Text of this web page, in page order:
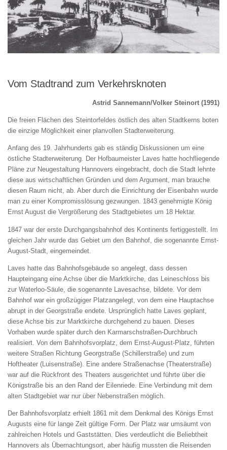
Vom Stadtrand zum Verkehrsknoten
Astrid Sannemann/Volker Steinort (1991)
Die freien Flächen des Steintorfeldes östlich des alten Stadtkerns boten
die einzige Möglichkeit einer planvollen Stadterweiterung.
Anfang des 19. Jahrhunderts gab es ständig Diskussionen um eine
östliche Stadterweiterung. Der Hofbaumeister Laves hatte hochfliegende
Pläne zur Neugestaltung Hannovers eingebracht, doch die Stadt lehnte
diese aus wirtschaftlichen Gründen und dem Argument, man brauche
diesen Raum nicht, ab. Aber durch die Einrichtung der Eisenbahn wurde
man zu einer Kompromisslösung gezwungen. 1843 genehmigte König
Ernst August die Vergrößerung des Stadtgebietes um 18 Hektar.
1847 war der erste Durchgangsbahnhof des Kontinents fertiggestellt. Im
gleichen Jahr wurde das Gebiet um den Bahnhof, die sogenannte Ernst-
August-Stadt, eingemeindet.
Laves hatte das Bahnhofsgebäude so angelegt, dass dessen
Haupteingang eine Achse über die Marktkirche, das Leineschloss bis
zur Waterloo-Säule, die sogenannte Lavesachse, bildete. Vor dem
Bahnhof war ein großzügiger Platzangelegt, von dem eine Hauptachse
abrupt in der Georgstraße endete. Ursprünglich hatte Laves geplant,
diese Achse bis zur Marktkirche durchgehend zu bauen. Dieses
Vorhaben wurde später durch den Karmarschstraßen-Durchbruch
realisiert. Von dem Bahnhofsvorplatz, dem Ernst-August-Platz, führten
weitere Straßen Richtung Georgstraße (Schillerstraße) und zum
Hoftheater (Luisenstraße). Eine andere Straßenachse (Theaterstraße)
war auf die Rückfront des Theaters ausgerichtet und führte über die
Königstraße bis an den Rand der Eilenriede. Eine Verbindung mit dem
alten Stadtgebiet war nur über Nebenstraßen möglich.
Der Bahnhofsvorplatz erhielt 1861 mit dem Denkmal des Königs Ernst
Augusts eine für lange Zeit gültige Form. Der Platz war umsäumt von
zahlreichen Hotels und Gaststätten. Dies verdeutlicht die Beliebtheit
Hannovers als Übernachtungsort, aber häufig mussten die Reisenden